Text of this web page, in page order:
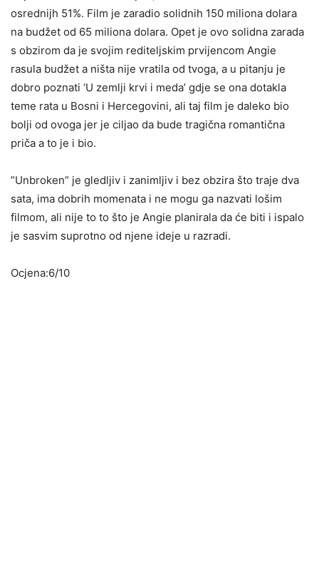
osrednijh 51%. Film je zaradio solidnih 150 miliona dolara
na budžet od 65 miliona dolara. Opet je ovo solidna zarada
s obzirom da je svojim rediteljskim prvijencom Angie
rasula budžet a ništa nije vratila od tvoga, a u pitanju je
dobro poznati ‘U zemlji krvi i meda’ gdje se ona dotakla
teme rata u Bosni i Hercegovini, ali taj film je daleko bio
bolji od ovoga jer je ciljao da bude tragična romantična
priča a to je i bio.
”Unbroken” je gledljiv i zanimljiv i bez obzira što traje dva
sata, ima dobrih momenata i ne mogu ga nazvati lošim
filmom, ali nije to to što je Angie planirala da će biti i ispalo
je sasvim suprotno od njene ideje u razradi.
Ocjena:6/10